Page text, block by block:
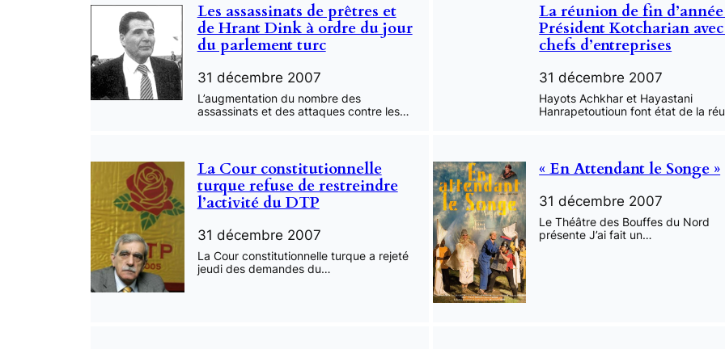
Les assassinats de prêtres et
de Hrant Dink à ordre du jour
du parlement turc
31 décembre 2007
L’augmentation du nombre des
assassinats et des attaques contre les…
La réunion de fin
Président Kotcharian
chefs d’entreprises
31 décembre 2007
Hayots Achkhar et Hayastani
Hanrapetoutioun font état de la
La Cour constitutionnelle
turque refuse de restreindre
l’activité du DTP
31 décembre 2007
La Cour constitutionnelle turque a rejeté
jeudi des demandes du…
« En Attendant le Songe »
31 décembre 2007
Le Théâtre des Bouffes du Nord
présente J’ai fait un…